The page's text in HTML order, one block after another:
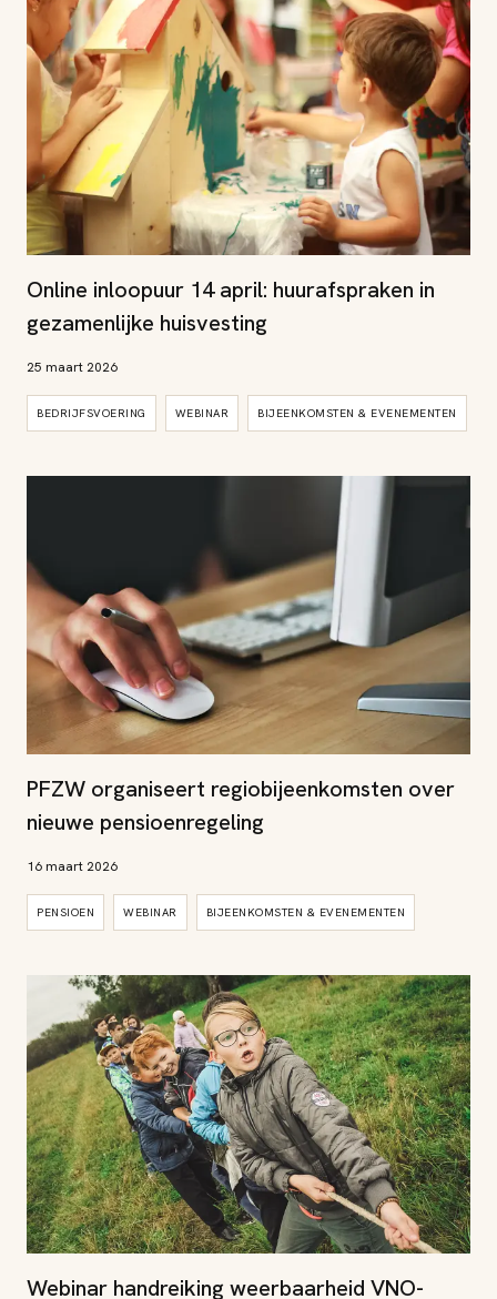
Online inloopuur 14 april: huurafspraken in
gezamenlijke huisvesting
25 maart 2026
BEDRIJFSVOERING WEBINAR BIJEENKOMSTEN & EVENEMENTEN
PFZW organiseert regiobijeenkomsten over
nieuwe pensioenregeling
16 maart 2026
PENSIOEN WEBINAR BIJEENKOMSTEN & EVENEMENTEN
Webinar handreiking weerbaarheid VNO-